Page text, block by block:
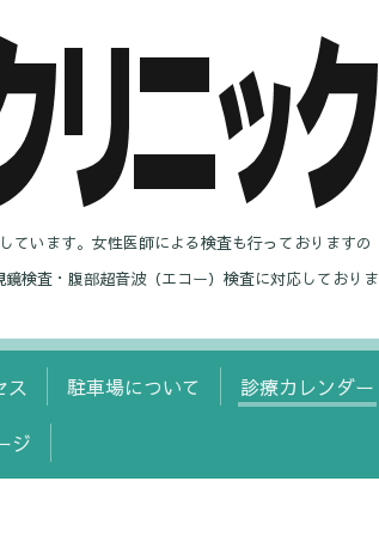
ています。女性医師による検査も行っておりますの
検査・腹部超音波（エコー）検査に対応しておりま
ス 駐車場について 診療カレンダー
ジ